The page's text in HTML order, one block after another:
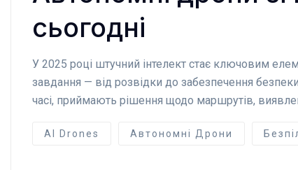
сьогодні
У 2025 році штучний інтелект стає ключовим
завдання — від розвідки до забезпечення
часі, приймають рішення щодо маршрутів,
AI Drones Автономні Дрони